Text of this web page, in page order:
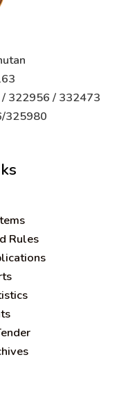
322956 / 332473
325980
Rules